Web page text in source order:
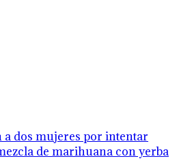
a dos mujeres por intentar
de marihuana con yerba